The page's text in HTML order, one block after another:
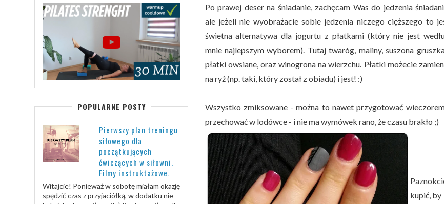
Po prawej deser na śniadanie, zachęcam Was do jedzenia
ale jeżeli nie wyobrażacie sobie jedzenia niczego cięższego to
świetna alternatywa dla jogurtu z płatkami (który nie jest
mnie najlepszym wyborem). Tutaj twaróg, maliny, suszona
płatki owsiane, oraz winogrona na wierzchu. Płatki możecie
na ryż (np. taki, który został z obiadu) i jest! :)
Wszystko zmiksowane - można to nawet przygotować
przechować w lodówce - i nie ma wymówek rano, że czasu brakło ;)
kupić, by
POPULARNE POSTY
Pierwszy plan treningu
siłowego dla
początkujących
ćwiczących w siłowni.
Filmy instruktażowe.
Witajcie! Ponieważ w sobotę miałam okazję
spędzić czas z przyjaciółką, w dodatku nie